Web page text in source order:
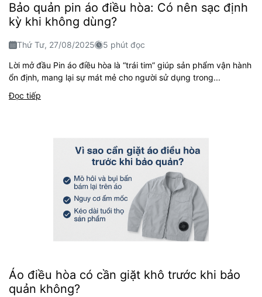
Bảo quản pin áo điều hòa: Có nên sạc định
kỳ khi không dùng?
Thứ Tư, 27/08/2025 5 phút đọc
Lời mở đầu Pin áo điều hòa là “trái tim” giúp sản phẩm vận hành
ổn định, mang lại sự mát mẻ cho người sử dụng trong...
Đọc tiếp
Áo điều hòa có cần giặt khô trước khi bảo
quản không?